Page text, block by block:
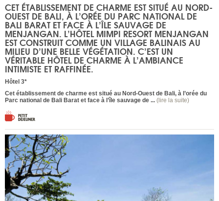
CET ÉTABLISSEMENT DE CHARME EST SITUÉ AU NORD-
OUEST DE BALI, À L’ORÉE DU PARC NATIONAL DE
BALI BARAT ET FACE À L’ÎLE SAUVAGE DE
MENJANGAN. L’HÔTEL MIMPI RESORT MENJANGAN
EST CONSTRUIT COMME UN VILLAGE BALINAIS AU
MILIEU D’UNE BELLE VÉGÉTATION. C’EST UN
VÉRITABLE HÔTEL DE CHARME À L’AMBIANCE
INTIMISTE ET RAFFINÉE.
Hôtel 3*
Cet établissement de charme est situé au Nord-Ouest de Bali, à l’orée du
Parc national de Bali Barat et face à l’île sauvage de ... (lire la suite)